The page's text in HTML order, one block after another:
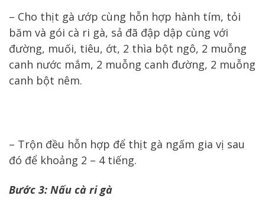
– Cho thịt gà ướp cùng hỗn hợp hành tím, tỏi
băm và gói cà ri gà, sả đã đập dập cùng với
đường, muối, tiêu, ớt, 2 thìa bột ngô, 2 muỗng
canh nước mắm, 2 muỗng canh đường, 2 muỗng
canh bột nêm.
– Trộn đều hỗn hợp để thịt gà ngấm gia vị sau
đó để khoảng 2 – 4 tiếng.
Bước 3: Nấu cà ri gà